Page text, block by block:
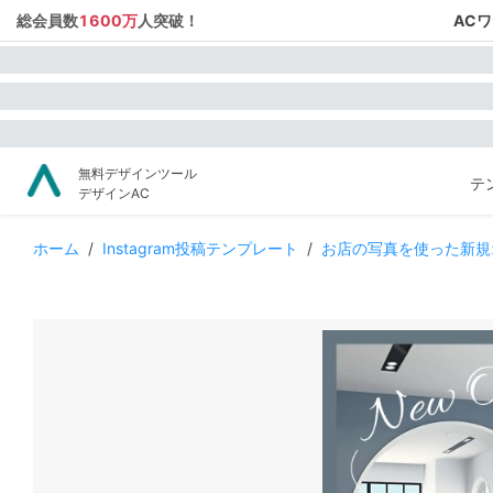
総会員数1600万人突破！ AC
無料デザインツール
デザインAC
テ
ホーム / Instagram投稿テンプレート / お店の写真を使った新